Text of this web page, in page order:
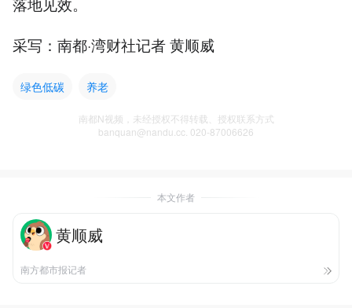
采写：南都·湾财社记者 黄顺威
绿色低碳 养老
南都N视频，未经授权不得转载、授权联系方式
banquan@nandu.cc. 020-87006626
本文作者
黄顺威
南方都市报记者